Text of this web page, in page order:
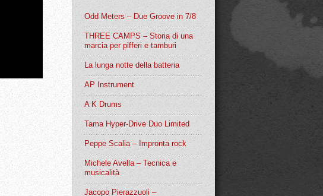
Odd Meters – Due Groove in 7/8
THREE CAMPS – Storia di una
marcia per pifferi e tamburi
La lunga notte della batteria
AP Instrument
A K Drums
Tama Hyper-Drive Duo Limited
Peppe Scalia – Impronta rock
Michele Avella – Tecnica e
musicalità
Jacopo Pierazzuoli –